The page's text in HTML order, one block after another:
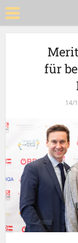
für
14/